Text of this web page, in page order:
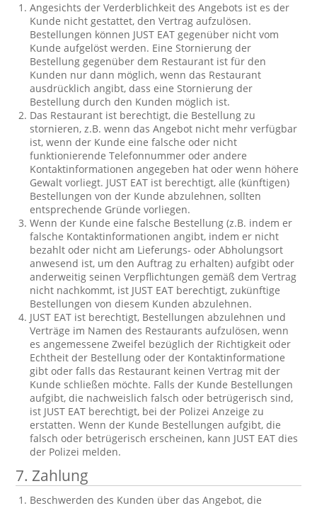
Angesichts der Verderblichkeit des Angebots ist es der
Kunde nicht gestattet, den Vertrag aufzulösen.
Bestellungen können JUST EAT gegenüber nicht vom
Kunde aufgelöst werden. Eine Stornierung der
Bestellung gegenüber dem Restaurant ist für den
Kunden nur dann möglich, wenn das Restaurant
ausdrücklich angibt, dass eine Stornierung der
Bestellung durch den Kunden möglich ist.
Das Restaurant ist berechtigt, die Bestellung zu
stornieren, z.B. wenn das Angebot nicht mehr verfügbar
ist, wenn der Kunde eine falsche oder nicht
funktionierende Telefonnummer oder andere
Kontaktinformationen angegeben hat oder wenn höhere
Gewalt vorliegt. JUST EAT ist berechtigt, alle (künftigen)
Bestellungen von der Kunde abzulehnen, sollten
entsprechende Gründe vorliegen.
Wenn der Kunde eine falsche Bestellung (z.B. indem er
falsche Kontaktinformationen angibt, indem er nicht
bezahlt oder nicht am Lieferungs- oder Abholungsort
anwesend ist, um den Auftrag zu erhalten) aufgibt oder
anderweitig seinen Verpflichtungen gemäß dem Vertrag
nicht nachkommt, ist JUST EAT berechtigt, zukünftige
Bestellungen von diesem Kunden abzulehnen.
JUST EAT ist berechtigt, Bestellungen abzulehnen und
Verträge im Namen des Restaurants aufzulösen, wenn
es angemessene Zweifel bezüglich der Richtigkeit oder
Echtheit der Bestellung oder der Kontaktinformatione
gibt oder falls das Restaurant keinen Vertrag mit der
Kunde schließen möchte. Falls der Kunde Bestellungen
aufgibt, die nachweislich falsch oder betrügerisch sind,
ist JUST EAT berechtigt, bei der Polizei Anzeige zu
erstatten. Wenn der Kunde Bestellungen aufgibt, die
falsch oder betrügerisch erscheinen, kann JUST EAT dies
der Polizei melden.
7.Zahlung
Beschwerden des Kunden über das Angebot, die